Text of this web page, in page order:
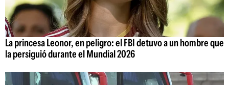
La princesa Leonor, en peligro: el FBI detuvo a un hombre que
la persiguió durante el Mundial 2026